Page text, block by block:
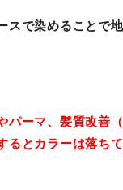
スで染めることで
パーマ、髪質改善
るとカラーは落ち